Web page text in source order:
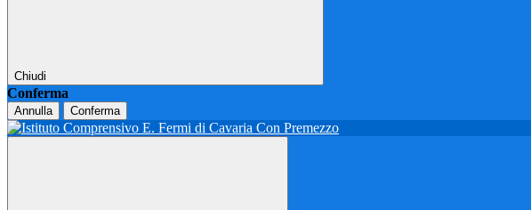
Chiudi
Conferma
Annulla Conferma